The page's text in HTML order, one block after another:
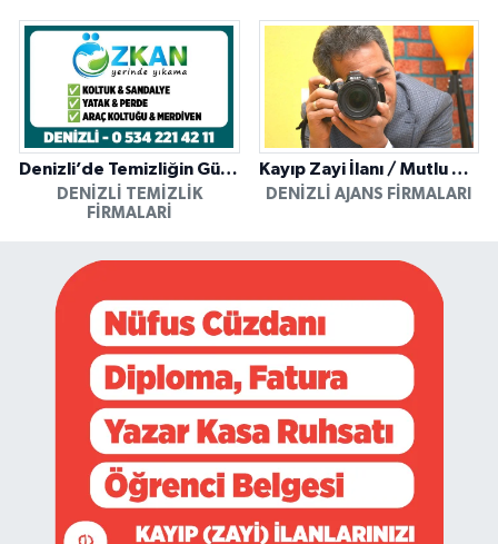
Denizli’de Temizliğin Güvenilir Adresi: Özkan Yerinde Yıkama
DENIZLI TEMIZLIK
FIRMALARI
Kayıp Zayi İlanı / Mutlu Ajans / Denizli
DENIZLI AJANS FIRMALARI